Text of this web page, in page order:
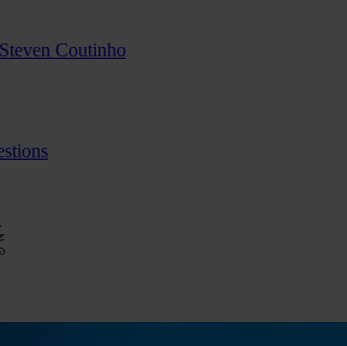
Coutinho